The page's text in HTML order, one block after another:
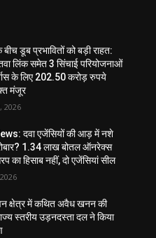
बीच डूब प्रभावितों को बड़ी राहत:
लिंक समेत 3 सिंचाई परियोजनाओं
के लिए 202.50 करोड़ रुपये
मंजूर
2026
दवा एजेंसियों की आड़ में नशे
1.34 लाख बोतल ऑनरेक्स
का हिसाब नहीं, दो एजेंसियां सील
क्षेत्र में कथित अवैध खनन की
स्तरीय उड़नदस्ता दल ने किया